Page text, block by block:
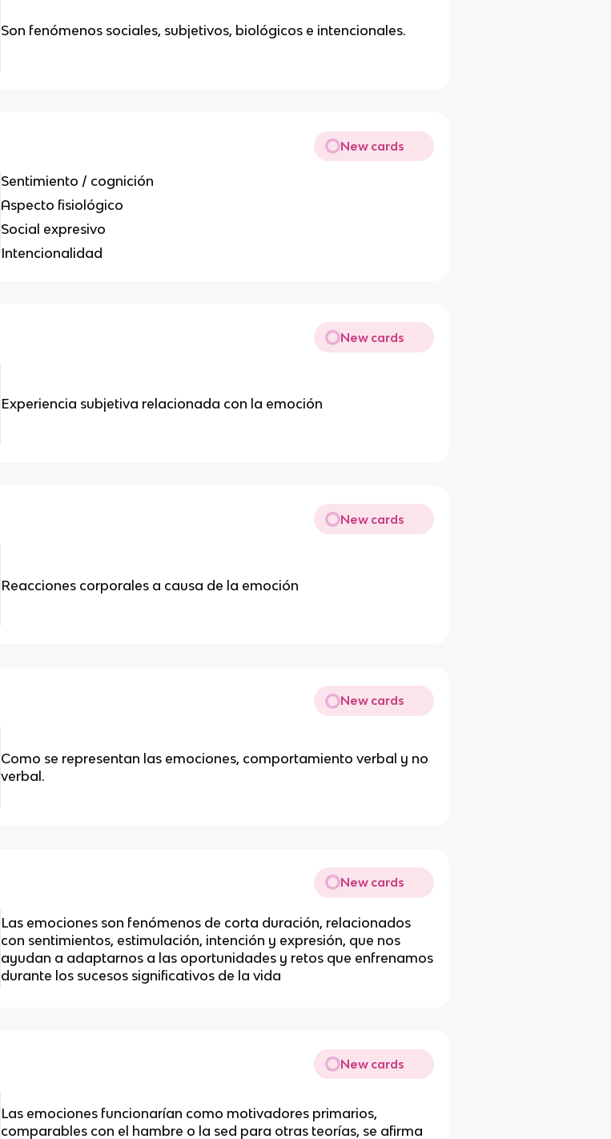
Son fenómenos sociales, subjetivos, biológicos e intencionales.
New cards
Sentimiento / cognición
Aspecto fisiológico
Social expresivo
Intencionalidad
New cards
Experiencia subjetiva relacionada con la emoción
New cards
Reacciones corporales a causa de la emoción
New cards
Como se representan las emociones, comportamiento verbal y no
verbal.
New cards
Las emociones son fenómenos de corta duración, relacionados
con sentimientos, estimulación, intención y expresión, que nos
ayudan a adaptarnos a las oportunidades y retos que enfrenamos
durante los sucesos significativos de la vida
New cards
Las emociones funcionarían como motivadores primarios,
comparables con el hambre o la sed para otras teorías, se afirma